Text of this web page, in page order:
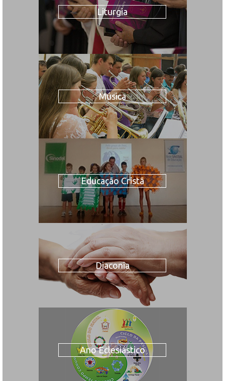
Liturgia
Música
Educação Cristã
Diaconia
Ano Eclesiástico